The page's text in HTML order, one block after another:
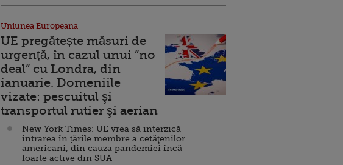
Uniunea Europeana
UE pregătește măsuri de
urgență, în cazul unui ”no
deal” cu Londra, din
ianuarie. Domeniile
vizate: pescuitul şi
transportul rutier şi aerian
New York Times: UE vrea să interzică
intrarea în țările membre a cetăţenilor
americani, din cauza pandemiei încă
foarte active din SUA